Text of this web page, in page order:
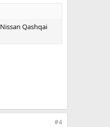
Qashqai
#4